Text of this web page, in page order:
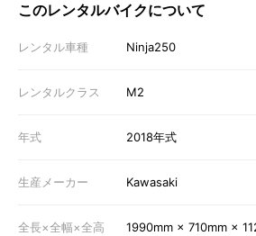
このレンタルバイクについて
レンタル車種 Ninja250
レンタルクラス M2
年式 2018年式
生産メーカー Kawasaki
全長×全幅×全高 1990mm × 710mm ×